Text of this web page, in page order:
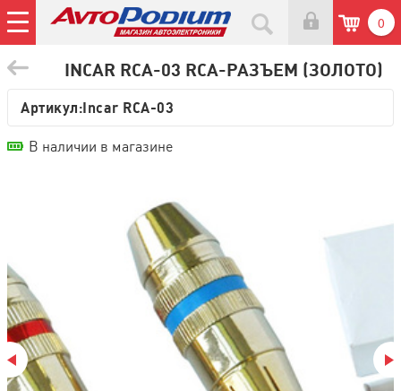
0
INCAR RCA-03 RCA-РАЗЪЕМ (ЗОЛОТО)
Артикул:Incar RCA-03
В наличии в магазине